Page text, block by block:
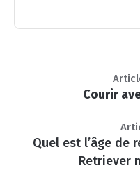
Courir
Quel est l’âge de
Retriever